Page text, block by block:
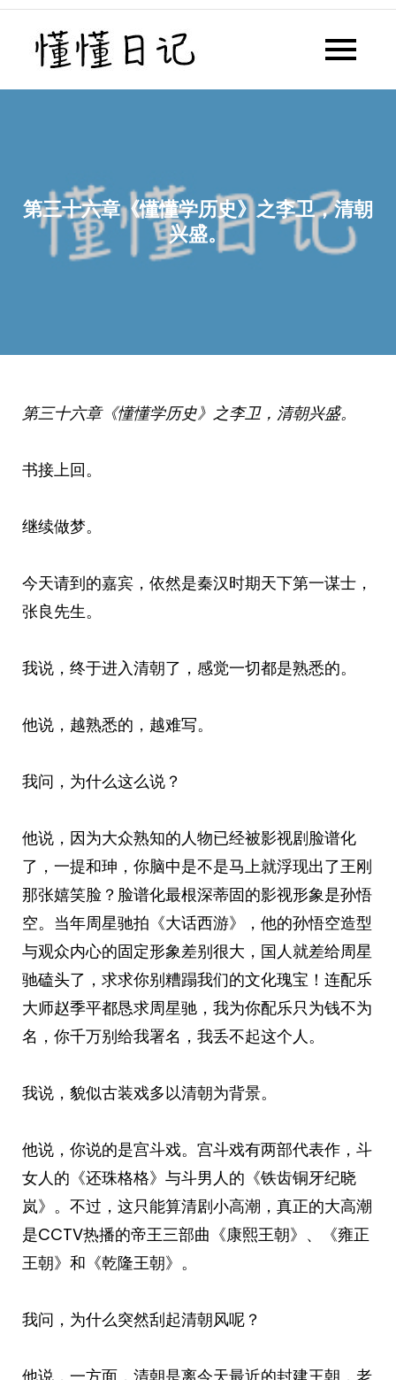
Skip
content
懂懂日记网每天同步更新懂懂学
第三十六章《懂懂学历史》之李卫，清朝
兴盛。
第三十六章《懂懂学历史》 之李卫， 清朝兴盛。
书接上回。
继续做梦。
今天请到的嘉宾，依然是秦汉时期天下第一谋士，
张良先生。
我说，终于进入清朝了，感觉一切都是熟悉的。
他说，越熟悉的，越难写。
我问，为什么这么说？
他说，因为大众熟知的人物已经被影视剧脸谱化
了，一提和珅，你脑中是不是马上就浮现出了王刚
那张嬉笑脸？脸谱化最根深蒂固的影视形象是孙悟
空。当年周星驰拍《大话西游》，他的孙悟空造型
与观众内心的固定形象差别很大，国人就差给周星
驰磕头了，求求你别糟蹋我们的文化瑰宝！连配乐
大师赵季平都恳求周星驰，我为你配乐只为钱不为
名，你千万别给我署名，我丢不起这个人。
我说，貌似古装戏多以清朝为背景。
他说，你说的是宫斗戏。宫斗戏有两部代表作，斗
女人的《还珠格格》与斗男人的《铁齿铜牙纪晓
岚》。不过，这只能算清剧小高潮，真正的大高潮
是CCTV热播的帝王三部曲《康熙王朝》、《雍正
王朝》和《乾隆王朝》。
我问，为什么突然刮起清朝风呢？